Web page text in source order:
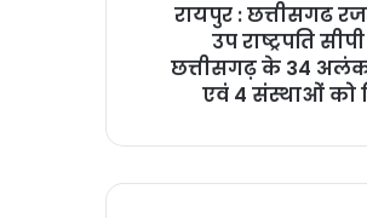
रायपुर : छत्तीसगढ
उप राष्ट्रपति
छत्तीसगढ़ के 34
एवं 4 संस्थाओं को